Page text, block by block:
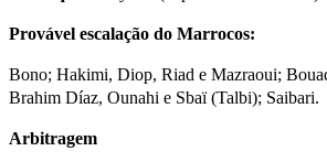
Provável escalação do Marrocos:
Bono; Hakimi, Diop, Riad e Mazraoui;
Brahim Díaz, Ounahi e Sbaï (Talbi); Saibari.
Arbitragem